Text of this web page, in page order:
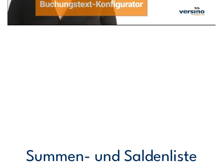
Summen- und Saldenliste